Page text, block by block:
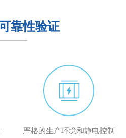
靠性验证
严格的生产环境和静电控制